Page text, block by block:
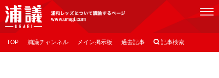
[浦議]浦和レッズについて議論するページ
TOP 浦議チャンネル メイン掲示板 過去記事  記事検索